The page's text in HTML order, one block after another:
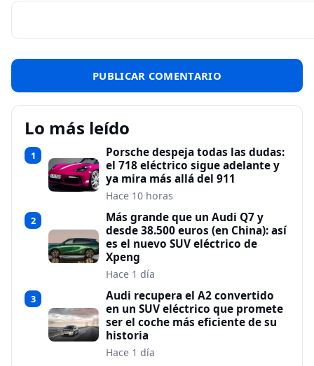
Lo más leído
1
Porsche despeja todas las dudas:
el 718 eléctrico sigue adelante y
ya mira más allá del 911
Hace 10 horas
2
Más grande que un Audi Q7 y
desde 38.500 euros (en China): así
es el nuevo SUV eléctrico de
Xpeng
Hace 1 día
3
Audi recupera el A2 convertido
en un SUV eléctrico que promete
ser el coche más eficiente de su
historia
Hace 1 día